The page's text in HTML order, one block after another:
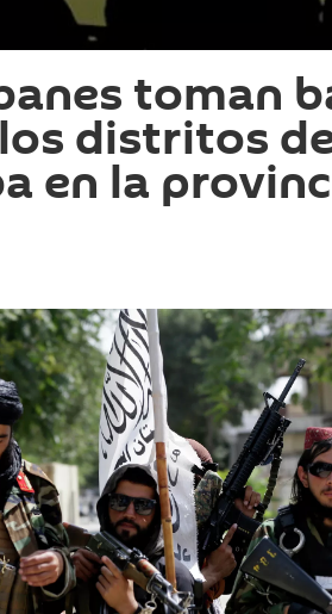
toman
distritos
en la